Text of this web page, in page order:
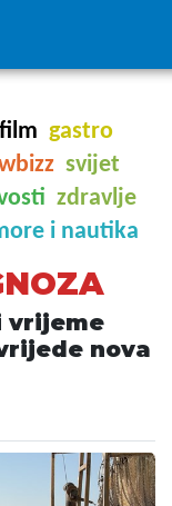
film gastro
svijet
zdravlje
i nautika
vrijeme
nova